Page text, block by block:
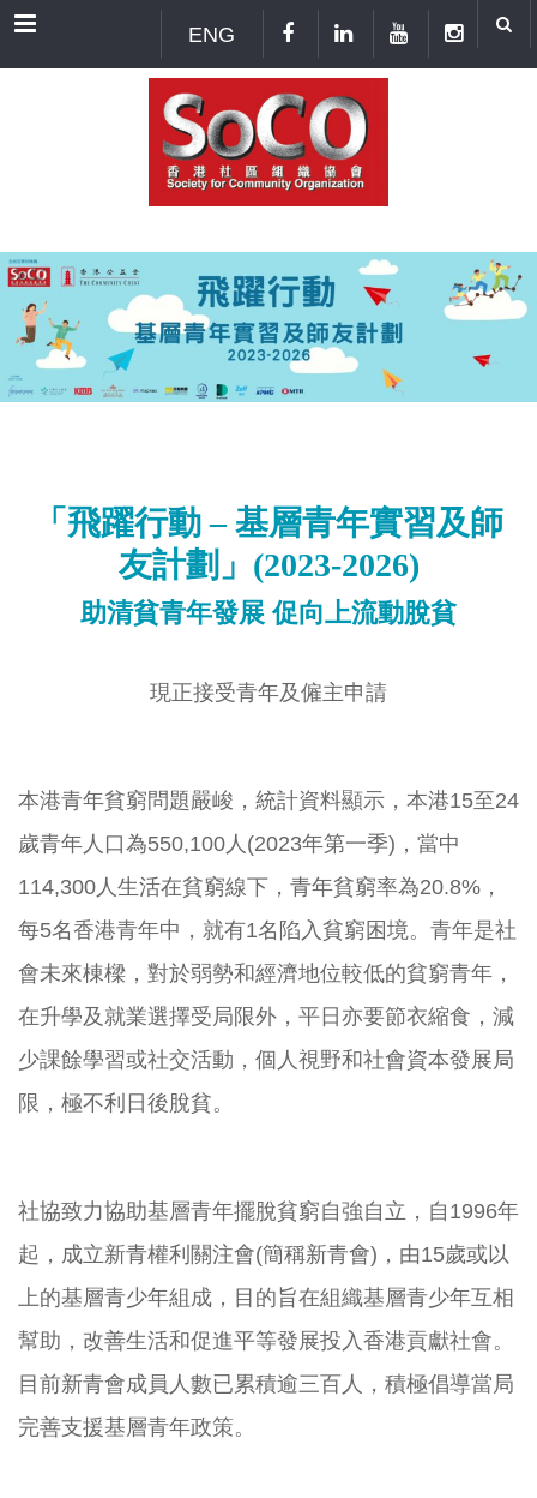
Menu ENG
「飛躍行動 – 基層青年實習及師
友計劃」(2023-2026)
助清貧青年發展 促向上流動脫貧
現正接受青年及僱主申請
本港青年貧窮問題嚴峻，統計資料顯示，本港15至24
歲青年人口為550,100人(2023年第一季)，當中
114,300人生活在貧窮線下，青年貧窮率為20.8%，
每5名香港青年中，就有1名陷入貧窮困境。青年是社
會未來棟樑，對於弱勢和經濟地位較低的貧窮青年，
在升學及就業選擇受局限外，平日亦要節衣縮食，減
少課餘學習或社交活動，個人視野和社會資本發展局
限，極不利日後脫貧。
社協致力協助基層青年擺脫貧窮自強自立，自1996年
起，成立新青權利關注會(簡稱新青會)，由15歲或以
上的基層青少年組成，目的旨在組織基層青少年互相
幫助，改善生活和促進平等發展投入香港貢獻社會。
目前新青會成員人數已累積逾三百人，積極倡導當局
完善支援基層青年政策。